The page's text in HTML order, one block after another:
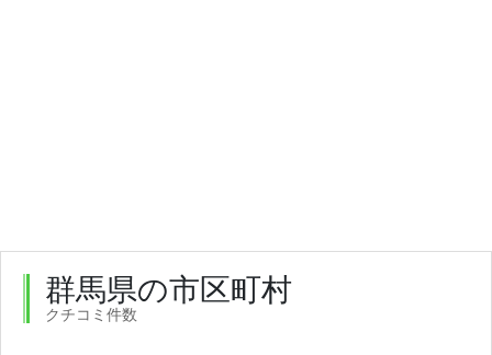
群馬県の市区町村
クチコミ件数